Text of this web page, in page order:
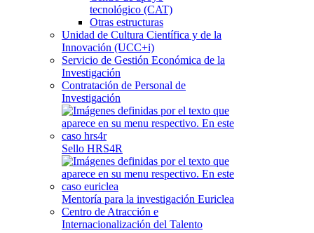
tecnológico (CAT)
Otras estructuras
Unidad de Cultura Científica y de la
Innovación (UCC+i)
Servicio de Gestión Económica de la
Investigación
Contratación de Personal de
Investigación
Sello HRS4R
Mentoría para la investigación Euriclea
Centro de Atracción e
Internacionalización del Talento